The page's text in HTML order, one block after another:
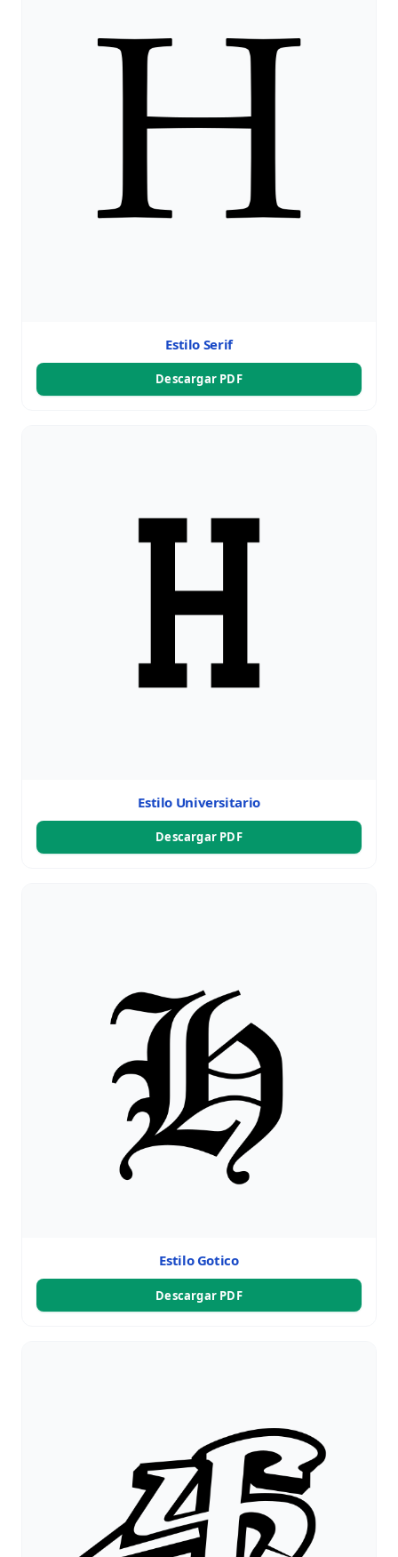
Estilo Serif
Descargar PDF
Estilo Universitario
Descargar PDF
Estilo Gotico
Descargar PDF